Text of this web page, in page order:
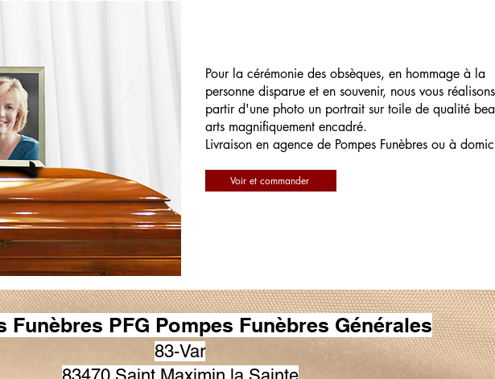
Pour la cérémonie des obsèques, en hommage à la
personne disparue et en souvenir, nous vous
partir d'une photo un portrait sur toile de qualité
arts magnifiquement encadré.
Livraison en agence de Pompes Funèbres ou à
Voir et commander
Funèbres PFG Pompes Funèbres Générales
83-Var